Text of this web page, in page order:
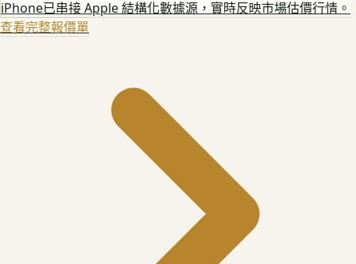
iPhone已串接 Apple 結構化數據源，實時反映市場估價行情。
查看完整報價單